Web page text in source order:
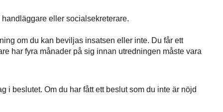
eller socialsekreterare.
om du kan beviljas insatsen eller inte. Du får ett
har fyra månader på sig innan utredningen måste vara
i beslutet. Om du har fått ett beslut som du inte är nöjd